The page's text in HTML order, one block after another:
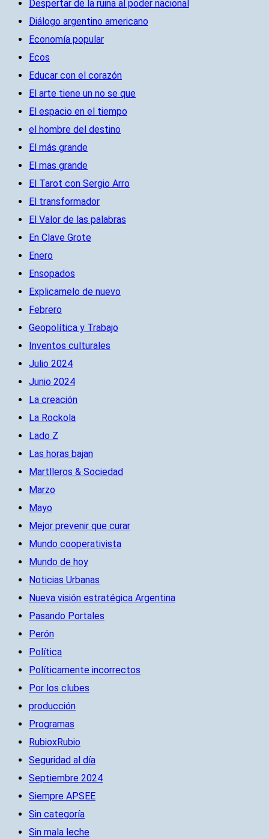
Despertar de la ruina al poder nacional
Diálogo argentino americano
Economía popular
Ecos
Educar con el corazón
El arte tiene un no se que
El espacio en el tiempo
el hombre del destino
El más grande
El mas grande
El Tarot con Sergio Arro
El transformador
El Valor de las palabras
En Clave Grote
Enero
Ensopados
Explicamelo de nuevo
Febrero
Geopolítica y Trabajo
Inventos culturales
Julio 2024
Junio 2024
La creación
La Rockola
Lado Z
Las horas bajan
Martlleros & Sociedad
Marzo
Mayo
Mejor prevenir que curar
Mundo cooperativista
Mundo de hoy
Noticias Urbanas
Nueva visión estratégica Argentina
Pasando Portales
Perón
Política
Políticamente incorrectos
Por los clubes
producción
Programas
RubioxRubio
Seguridad al día
Septiembre 2024
Siempre APSEE
Sin categoría
Sin mala leche